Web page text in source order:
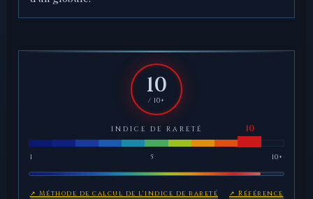
10
/ 10+
INDICE DE RARETÉ
1 5 10+
↗ Méthode de calcul de l'indice de rareté
↗ Référence